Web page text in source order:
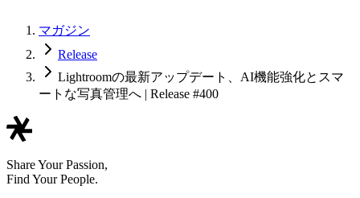
マガジン
Release
Lightroomの最新アップデート、AI機能強化とスマ
ートな写真管理へ | Release #400
Share Your Passion,
Find Your People.